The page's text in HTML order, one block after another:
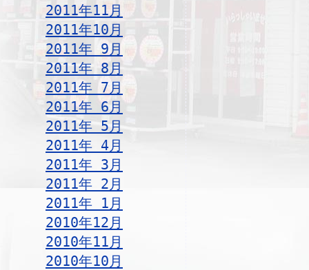
2011年11月
2011年10月
2011年 9月
2011年 8月
2011年 7月
2011年 6月
2011年 5月
2011年 4月
2011年 3月
2011年 2月
2011年 1月
2010年12月
2010年11月
2010年10月